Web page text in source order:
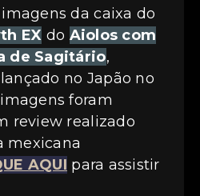
da caixa do
EX do Aiolos com
de Sagitário,
no Japão no
foram
review realizado
mexicana
AQUI para assistir